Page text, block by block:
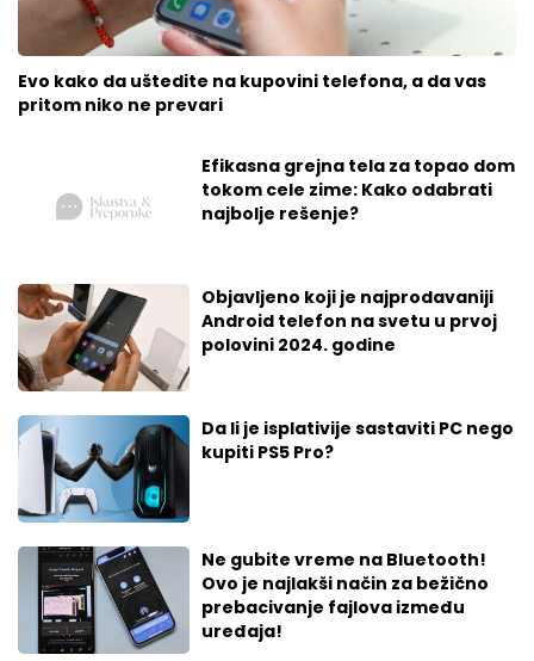
Evo kako da uštedite na kupovini telefona, a da vas
pritom niko ne prevari
Efikasna grejna tela za topao dom
tokom cele zime: Kako odabrati
najbolje rešenje?
Objavljeno koji je najprodavaniji
Android telefon na svetu u prvoj
polovini 2024. godine
Da li je isplativije sastaviti PC nego
kupiti PS5 Pro?
Ne gubite vreme na Bluetooth!
Ovo je najlakši način za bežično
prebacivanje fajlova između
uređaja!